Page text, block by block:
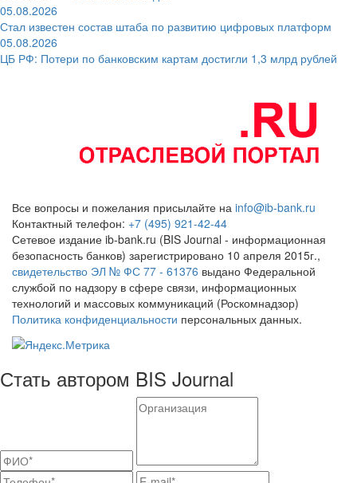
05.08.2026
Стал известен состав штаба по развитию цифровых платформ
05.08.2026
ЦБ РФ: Потери по банковским картам достигли 1,3 млрд рублей
Все вопросы и пожелания присылайте на info@ib-bank.ru
Контактный телефон: +7 (495) 921-42-44
Сетевое издание ib-bank.ru (BIS Journal - информационная
безопасность банков) зарегистрировано 10 апреля 2015г.,
свидетельство ЭЛ № ФС 77 - 61376 выдано Федеральной
службой по надзору в сфере связи, информационных
технологий и массовых коммуникаций (Роскомнадзор)
Политика конфиденциальности персональных данных.
Стать автором BIS Journal